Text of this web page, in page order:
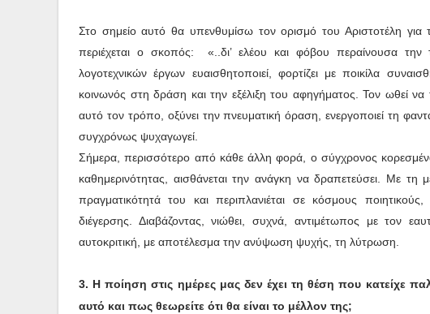
Στο σημείο αυτό θα υπενθυμίσω τον ορισμό του Αριστοτέλη για
περιέχεται ο σκοπός: «..δι’ ελέου και φόβου περαίνουσα
λογοτεχνικών έργων ευαισθητοποιεί, φορτίζει με ποικίλα
κοινωνός στη δράση και την εξέλιξη του αφηγήματος. Τον ωθεί να
αυτό τον τρόπο, οξύνει την πνευματική όραση, ενεργοποιεί τη
συγχρόνως ψυχαγωγεί.
Σήμερα, περισσότερο από κάθε άλλη φορά, ο σύγχρονος
καθημερινότητας, αισθάνεται την ανάγκη να δραπετεύσει. Με
πραγματικότητά του και περιπλανιέται σε κόσμους
διέγερσης. Διαβάζοντας, νιώθει, συχνά, αντιμέτωπος με τον
αυτοκριτική, με αποτέλεσμα την ανύψωση ψυχής, τη λύτρωση.
3. Η ποίηση στις ημέρες μας δεν έχει τη θέση που κατείχε
αυτό και πως θεωρείτε ότι θα είναι το μέλλον της;